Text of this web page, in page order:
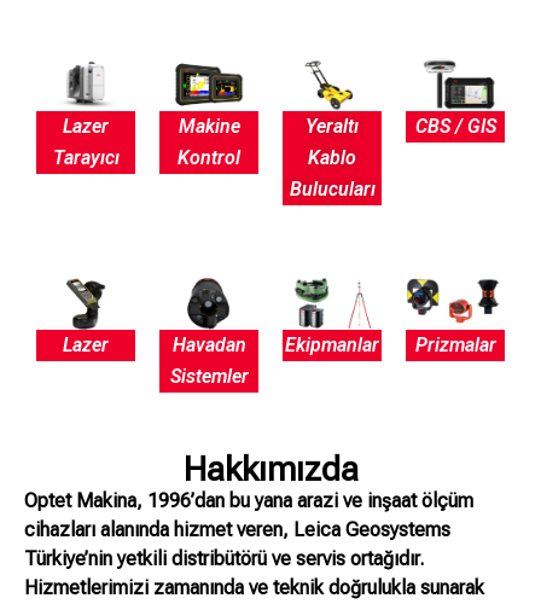
Lazer
Tarayıcı
Makine
Kontrol
Yeraltı
Kablo
Bulucuları
CBS / GIS
Lazer
Havadan
Sistemler
Ekipmanlar Prizmalar
Hakkımızda
Optet Makina, 1996’dan bu yana arazi ve inşaat ölçüm
cihazları alanında hizmet veren, Leica Geosystems
Türkiye’nin yetkili distribütörü ve servis ortağıdır.
Hizmetlerimizi zamanında ve teknik doğrulukla sunarak